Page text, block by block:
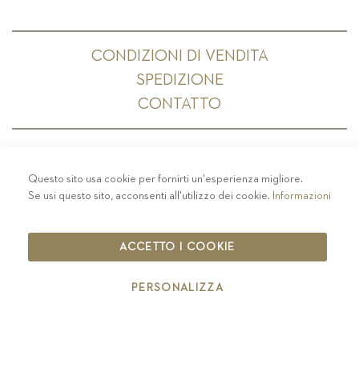
CONDIZIONI DI VENDITA
SPEDIZIONE
CONTATTO
PRIVACY-COLOPHON - COOKIE POLICY
CODICE ETICO
IT00126670215
Questo sito usa cookie per fornirti un'esperienza migliore.
Se usi questo sito, acconsenti all'utilizzo dei cookie. Informazioni
ACCETTO I COOKIE
PERSONALIZZA